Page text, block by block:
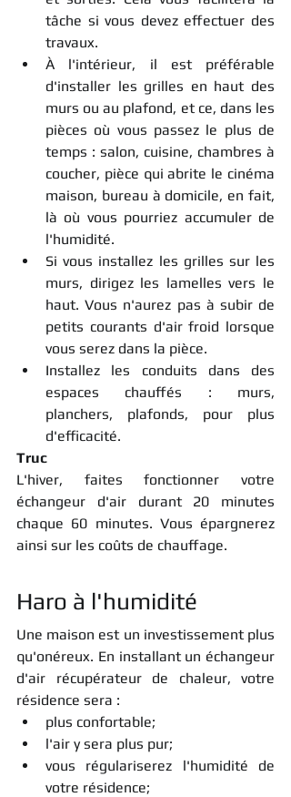
tâche si vous devez effectuer des
travaux.
À l'intérieur, il est préférable
d'installer les grilles en haut des
murs ou au plafond, et ce, dans les
pièces où vous passez le plus de
temps : salon, cuisine, chambres à
coucher, pièce qui abrite le cinéma
maison, bureau à domicile, en fait,
là où vous pourriez accumuler de
l'humidité.
Si vous installez les grilles sur les
murs, dirigez les lamelles vers le
haut. Vous n'aurez pas à subir de
petits courants d'air froid lorsque
vous serez dans la pièce.
Installez les conduits dans des
espaces chauffés : murs,
planchers, plafonds, pour plus
d'efficacité.
Truc
L'hiver, faites fonctionner votre
échangeur d'air durant 20 minutes
chaque 60 minutes. Vous épargnerez
ainsi sur les coûts de chauffage.
Haro à l'humidité
Une maison est un investissement plus
qu'onéreux. En installant un échangeur
d'air récupérateur de chaleur, votre
résidence sera :
plus confortable;
l'air y sera plus pur;
vous régulariserez l'humidité de
votre résidence;